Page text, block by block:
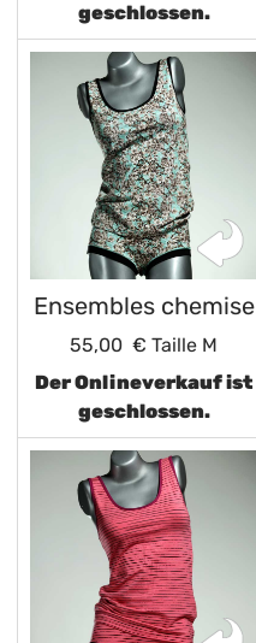
geschlossen.
Ensembles chemise
55,00 € Taille M
Der Onlineverkauf ist
geschlossen.